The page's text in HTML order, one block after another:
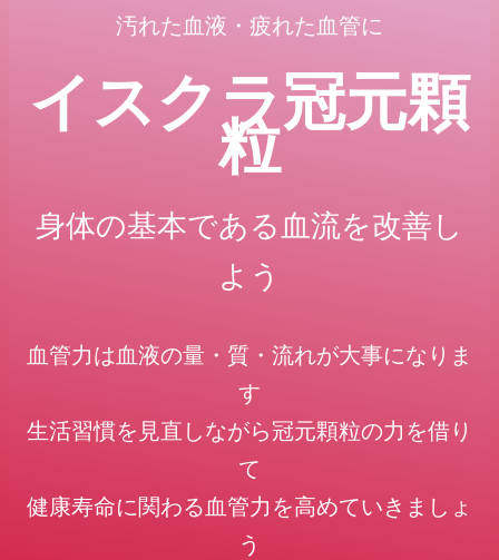
汚れた血液 ・疲れた血管に
イスクラ冠元顆
粒
身体の基本である血流を改善し
よう
血管力は血液の量・質・流れが大事になりま
す
生活習慣を見直しながら冠元顆粒の力を借り
て
健康寿命に関わる血管力を高めていきましょ
う